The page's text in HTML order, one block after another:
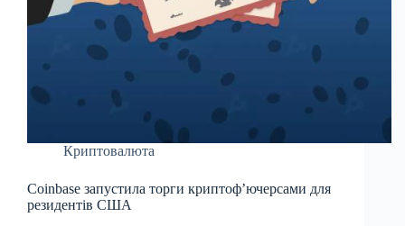
Криптовалюта
Coinbase запустила торги криптоф’ючерсами для
резидентів США